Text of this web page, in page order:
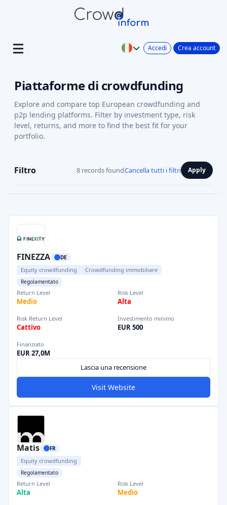
Accedi Crea account
Piattaforme di crowdfunding
Explore and compare top European crowdfunding and
p2p lending platforms. Filter by investment type, risk
level, returns, and more to find the best fit for your
portfolio.
Filtro 8 records foundCancella tutti i filtri Apply
FINEZZA DE
Equity crowdfunding Crowdfunding immobiliare
Regolamentato
Return Level
Medio
Risk Level
Alta
Risk Return Level
Cattivo
Investimento minimo
EUR 500
Finanziato
EUR 27,0M
Lascia una recensione
Visit Website
Matis FR
Equity crowdfunding
Regolamentato
Return Level
Alta
Risk Level
Medio